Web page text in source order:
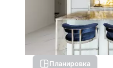
Планировка